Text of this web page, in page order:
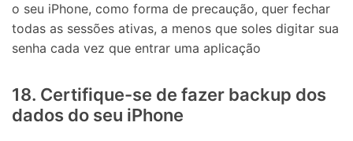
o seu iPhone, como forma de precaução, quer fechar
todas as sessões ativas, a menos que soles digitar sua
senha cada vez que entrar uma aplicação
18. Certifique-se de fazer backup dos
dados do seu iPhone